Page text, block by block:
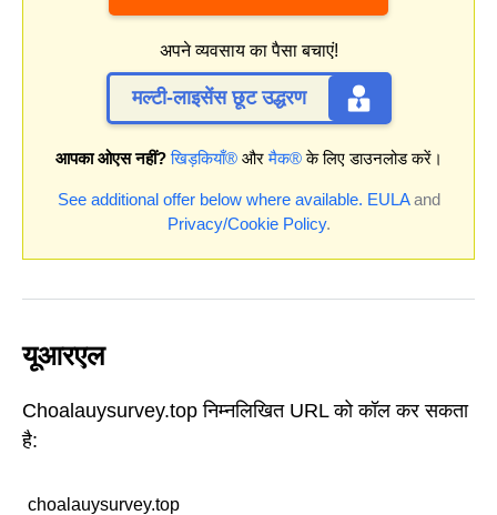
अपने व्यवसाय का पैसा बचाएं!
मल्टी-लाइसेंस छूट उद्धरण
आपका ओएस नहीं? खिड़कियाँ®औरमैक®के लिए डाउनलोड करें।
See additional offer below where available. EULAand
Privacy/Cookie Policy.
यूआरएल
Choalauysurvey.top निम्नलिखित URL को कॉल कर सकता
है:
choalauysurvey.top